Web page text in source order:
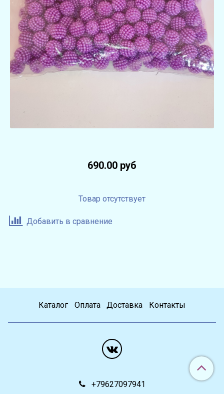
690.00 руб
Товар отсутствует
Добавить в сравнение
Каталог Оплата Доставка Контакты
+79627097941